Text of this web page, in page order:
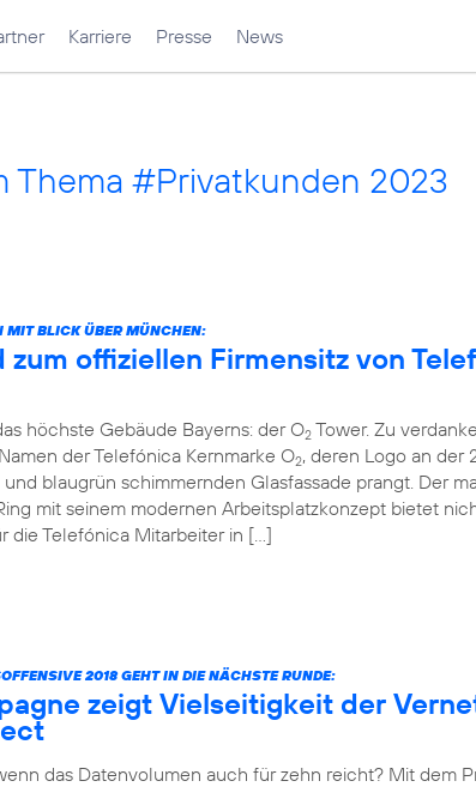
Karriere Presse News
Thema #Privatkunden 2023
MIT BLICK ÜBER MÜNCHEN:
zum offiziellen Firmensitz von
höchste Gebäude Bayerns: der O2 Tower. Zu
der Telefónica Kernmarke O2, deren Logo an der
blaugrün schimmernden Glasfassade prangt. Der
mit seinem modernen Arbeitsplatzkonzept bietet
die Telefónica Mitarbeiter in […]
2018 GEHT IN DIE NÄCHSTE RUNDE:
zeigt Vielseitigkeit der
das Datenvolumen auch für zehn reicht? Mit dem